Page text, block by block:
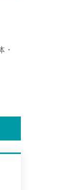
・